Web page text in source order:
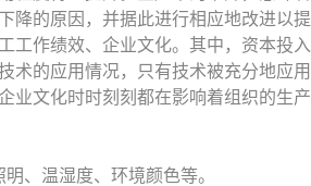
降的原因，并据此进行相应地改进以
工作绩效、企业文化。其中，资本投
术的应用情况，只有技术被充分地应
文化时时刻刻都在影响着组织的生产
、温湿度、环境颜色等。